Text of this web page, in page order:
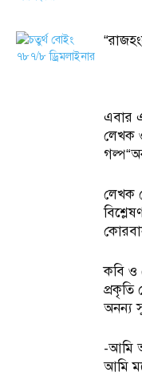
এবার
লেখক
লেখক
কবি ও
প্রকৃতি
অনন্য
-আমি
আমি